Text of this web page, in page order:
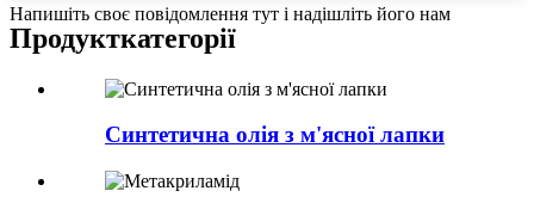
Напишіть своє повідомлення тут і надішліть його нам
Продукткатегорії
Синтетична олія з м'ясної лапки